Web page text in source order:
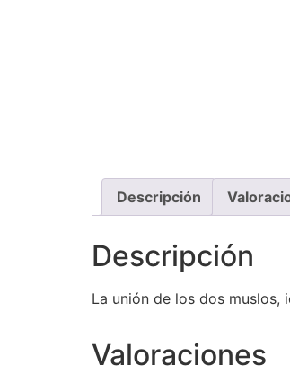
Descripción
Descripción
La unión de los dos muslos,
Valoraciones